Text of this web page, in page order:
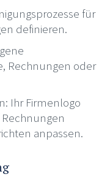
für
definieren.
Rechnungen oder
Ihr Firmenlogo
anpassen.